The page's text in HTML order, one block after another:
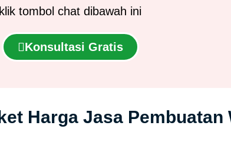
klik tombol chat dibawah ini
Konsultasi Gratis
Harga Jasa Pembuatan